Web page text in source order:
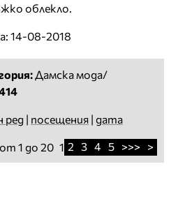
облекло.
14-08-2018
Дамска мода/
ред | посещения | дата
1 до 20 1 2 3 4 5 >>> >